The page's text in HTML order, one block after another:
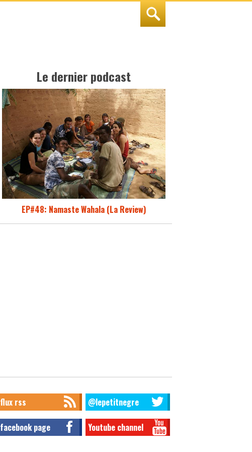
Le dernier podcast
EP#48: Namaste Wahala (La Review)
flux rss @lepetitnegre
facebook page Youtube channel